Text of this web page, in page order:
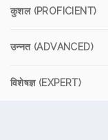
कुशल (PROFICIENT)
उन्नत (ADVANCED)
विशेषज्ञ (EXPERT)